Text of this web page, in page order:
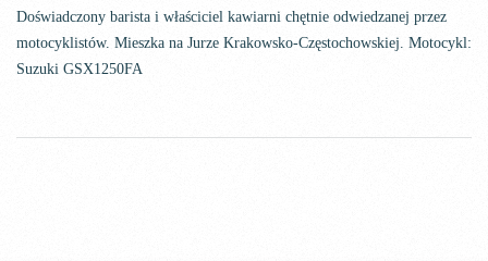
Doświadczony barista i właściciel kawiarni chętnie odwiedzanej przez
motocyklistów. Mieszka na Jurze Krakowsko-Częstochowskiej. Motocykl:
Suzuki GSX1250FA